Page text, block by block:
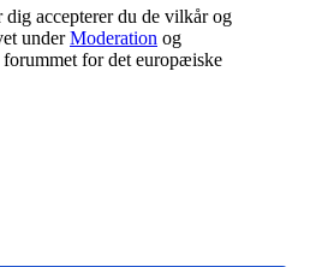
accepterer du de vilkår og
underModeration og
forummet for det europæiske